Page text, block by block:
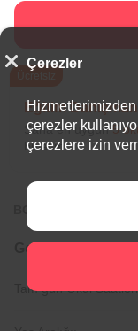
Eğitim
Sana en uygun5
bulalım.
BÖLGEDE ÖNE
Genel Bilgiler
Tam gün Okul
Çerezler
çerezler
çerezlere izin